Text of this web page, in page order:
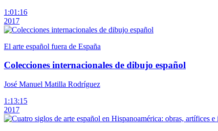
1:01:16
2017
El arte español fuera de España
Colecciones internacionales de dibujo español
José Manuel Matilla Rodríguez
1:13:15
2017